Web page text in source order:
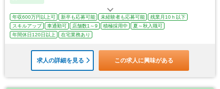
年収600万円以上可 新卒も応募可能 未経験者も応募可能
残業月10ｈ以下
スキルアップ
車通勤可 店舗数1～9 積極採用中
夏～秋入職可
年間休日120日以上
在宅業務あり
求人の詳細を見る この求人に興味がある